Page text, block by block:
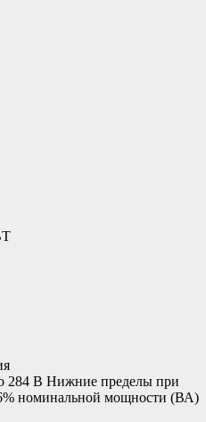
284 В Нижние пределы при
номинальной мощности (ВА)